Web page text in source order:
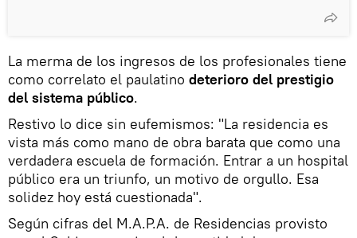
La merma de los ingresos de los profesionales tiene
como correlato el paulatino deterioro del prestigio
del sistema público.
Restivo lo dice sin eufemismos: "La residencia es
vista más como mano de obra barata que como una
verdadera escuela de formación. Entrar a un hospital
público era un triunfo, un motivo de orgullo. Esa
solidez hoy está cuestionada".
Según cifras del M.A.P.A. de Residencias provisto